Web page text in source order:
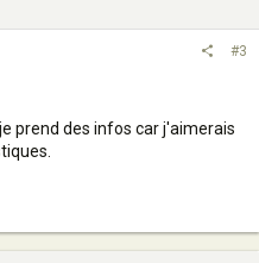
#3
prend des infos car j'aimerais